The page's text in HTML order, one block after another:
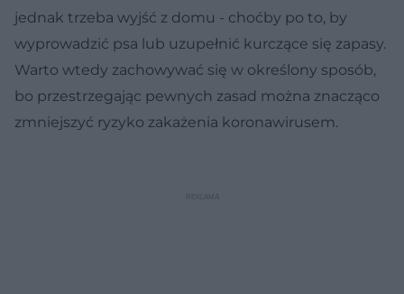
jednak trzeba wyjść z domu - choćby po to, by
wyprowadzić psa lub uzupełnić kurczące się zapasy.
Warto wtedy zachowywać się w określony sposób,
bo przestrzegając pewnych zasad można znacząco
zmniejszyć ryzyko zakażenia koronawirusem.